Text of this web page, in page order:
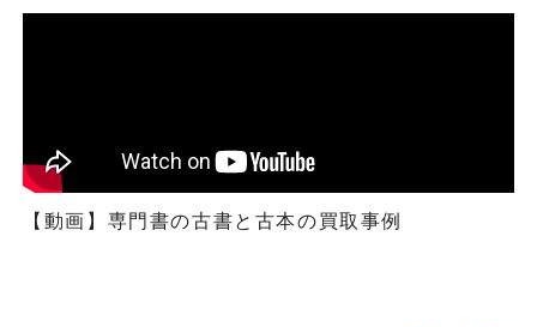
【動画】専門書の古書と古本の買取事例